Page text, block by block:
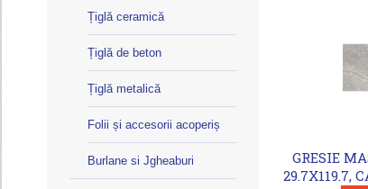
GRESIE
29.7X119.7,
Țiglă ceramică
Țiglă de beton
Țiglă metalică
Folii și accesorii acoperiș
Burlane si Jgheaburi